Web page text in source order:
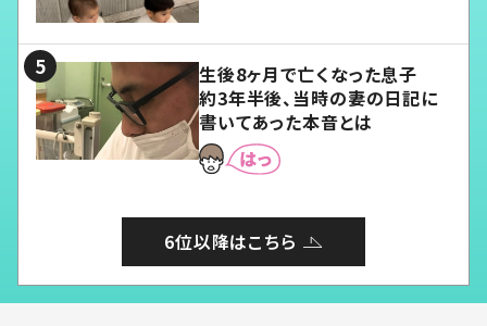
生後8ヶ月で亡くなった息子
約3年半後、当時の妻の日記に
書いてあった本音とは
6位以降はこちら